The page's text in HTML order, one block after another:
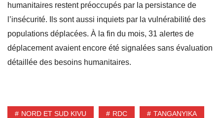
humanitaires restent préoccupés par la persistance de
l’insécurité. Ils sont aussi inquiets par la vulnérabilité des
populations déplacées. À la fin du mois, 31 alertes de
déplacement avaient encore été signalées sans évaluation
détaillée des besoins humanitaires.
NORD ET SUD KIVU RDC TANGANYIKA